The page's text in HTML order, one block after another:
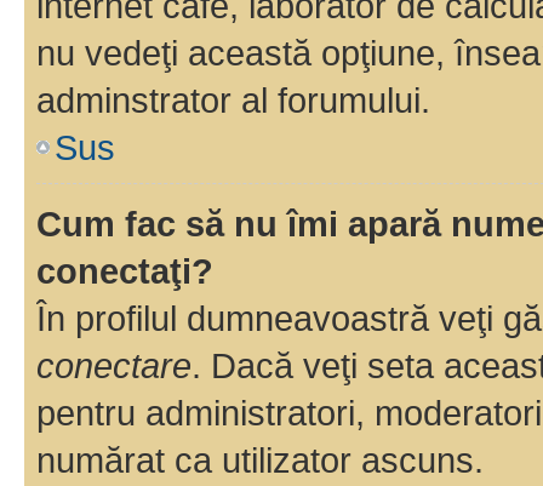
nu vedeţi această opţiune,
adminstrator al forumului.
Sus
Cum fac să nu îmi apară
conectaţi?
În profilul dumneavoastră veţi
conectare. Dacă veţi seta
pentru administratori,
numărat ca utilizator ascuns.